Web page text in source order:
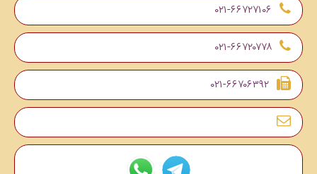
۰۲۱-۶۶۷۲۷۱۰۶
۰۲۱-۶۶۷۲۰۷۷۸
۰۲۱-۶۶۷۰۶۳۹۲